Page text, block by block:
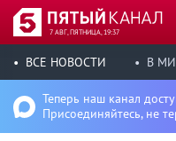
7 АВГ, ПЯТНИЦА, 19:37
ВСЕ НОВОСТИ В
Теперь наш канал
Присоединяйтесь, не